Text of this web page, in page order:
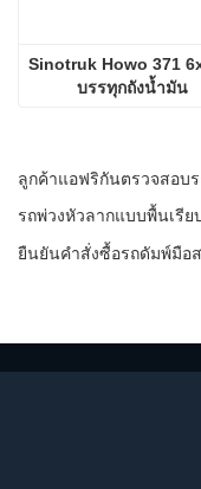
Sinotruk Howo 371
บรรทุกถังน้ำมัน
ลูกค้าแอฟริกันตรวจสอบ
รถพ่วงหัวลากแบบพื้นเรี
ยืนยันคำสั่งซื้อรถดัมพ์มือ